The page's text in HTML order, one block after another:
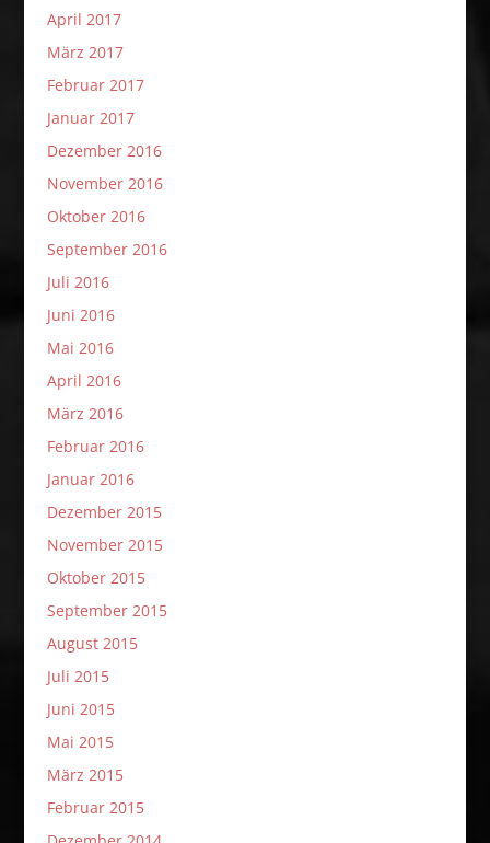
April 2017
März 2017
Februar 2017
Januar 2017
Dezember 2016
November 2016
Oktober 2016
September 2016
Juli 2016
Juni 2016
Mai 2016
April 2016
März 2016
Februar 2016
Januar 2016
Dezember 2015
November 2015
Oktober 2015
September 2015
August 2015
Juli 2015
Juni 2015
Mai 2015
März 2015
Februar 2015